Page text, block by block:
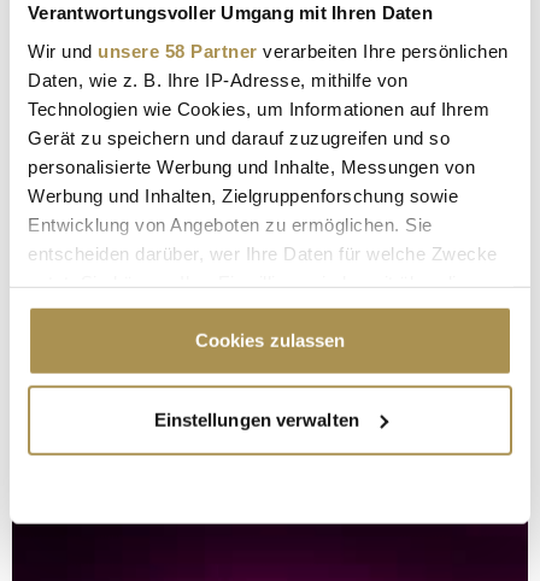
Verantwortungsvoller Umgang mit Ihren Daten
Wir und unsere 58 Partner verarbeiten Ihre persönlichen
Daten, wie z. B. Ihre IP-Adresse, mithilfe von
Technologien wie Cookies, um Informationen auf Ihrem
Gerät zu speichern und darauf zuzugreifen und so
personalisierte Werbung und Inhalte, Messungen von
Werbung und Inhalten, Zielgruppenforschung sowie
Entwicklung von Angeboten zu ermöglichen. Sie
entscheiden darüber, wer Ihre Daten für welche Zwecke
Cookie-Erklärung oder durch Klicken auf das Privacy
Trigger Symbol ändern oder widerrufen
Informationen über Ihre geografische Lage
erfassen, welche bis auf einige Meter genau sein
Cookies zulassen
Einstellungen verwalten